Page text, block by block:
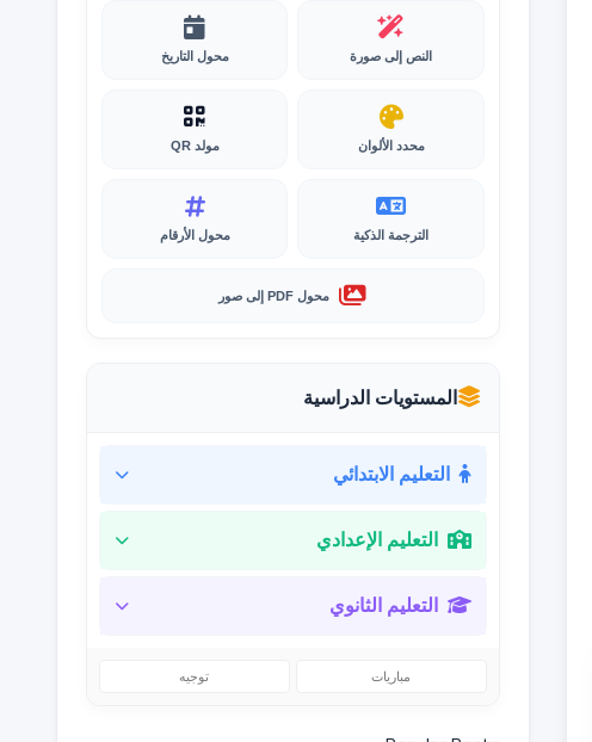
النص إلى صورة محول التاريخ
محدد الألوان مولد QR
الترجمة الذكية محول الأرقام
محول PDF إلى صور
المستويات الدراسية
التعليم الابتدائي
التعليم الإعدادي
التعليم الثانوي
مباريات توجيه